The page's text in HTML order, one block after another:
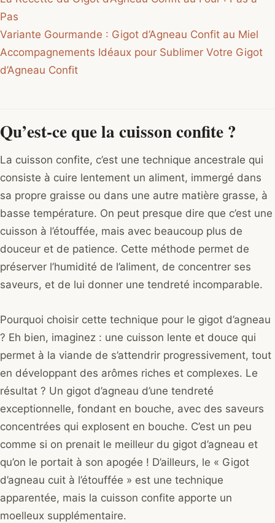
Pas
Variante Gourmande : Gigot d’Agneau Confit au Miel
Accompagnements Idéaux pour Sublimer Votre Gigot
d’Agneau Confit
Qu’est-ce que la cuisson confite ?
La cuisson confite, c’est une technique ancestrale qui
consiste à cuire lentement un aliment, immergé dans
sa propre graisse ou dans une autre matière grasse, à
basse température. On peut presque dire que c’est une
cuisson à l’étouffée, mais avec beaucoup plus de
douceur et de patience. Cette méthode permet de
préserver l’humidité de l’aliment, de concentrer ses
saveurs, et de lui donner une tendreté incomparable.
Pourquoi choisir cette technique pour le gigot d’agneau
? Eh bien, imaginez : une cuisson lente et douce qui
permet à la viande de s’attendrir progressivement, tout
en développant des arômes riches et complexes. Le
résultat ? Un gigot d’agneau d’une tendreté
exceptionnelle, fondant en bouche, avec des saveurs
concentrées qui explosent en bouche. C’est un peu
comme si on prenait le meilleur du gigot d’agneau et
qu’on le portait à son apogée ! D’ailleurs, le « Gigot
d’agneau cuit à l’étouffée » est une technique
apparentée, mais la cuisson confite apporte un
moelleux supplémentaire.